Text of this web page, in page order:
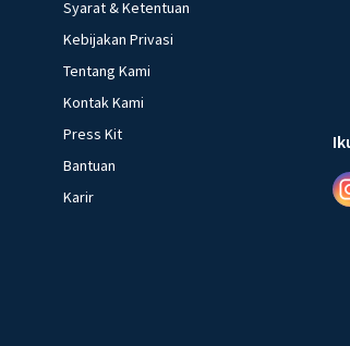
Syarat & Ketentuan
Kebijakan Privasi
Tentang Kami
Kontak Kami
Press Kit
Bantuan
Karir